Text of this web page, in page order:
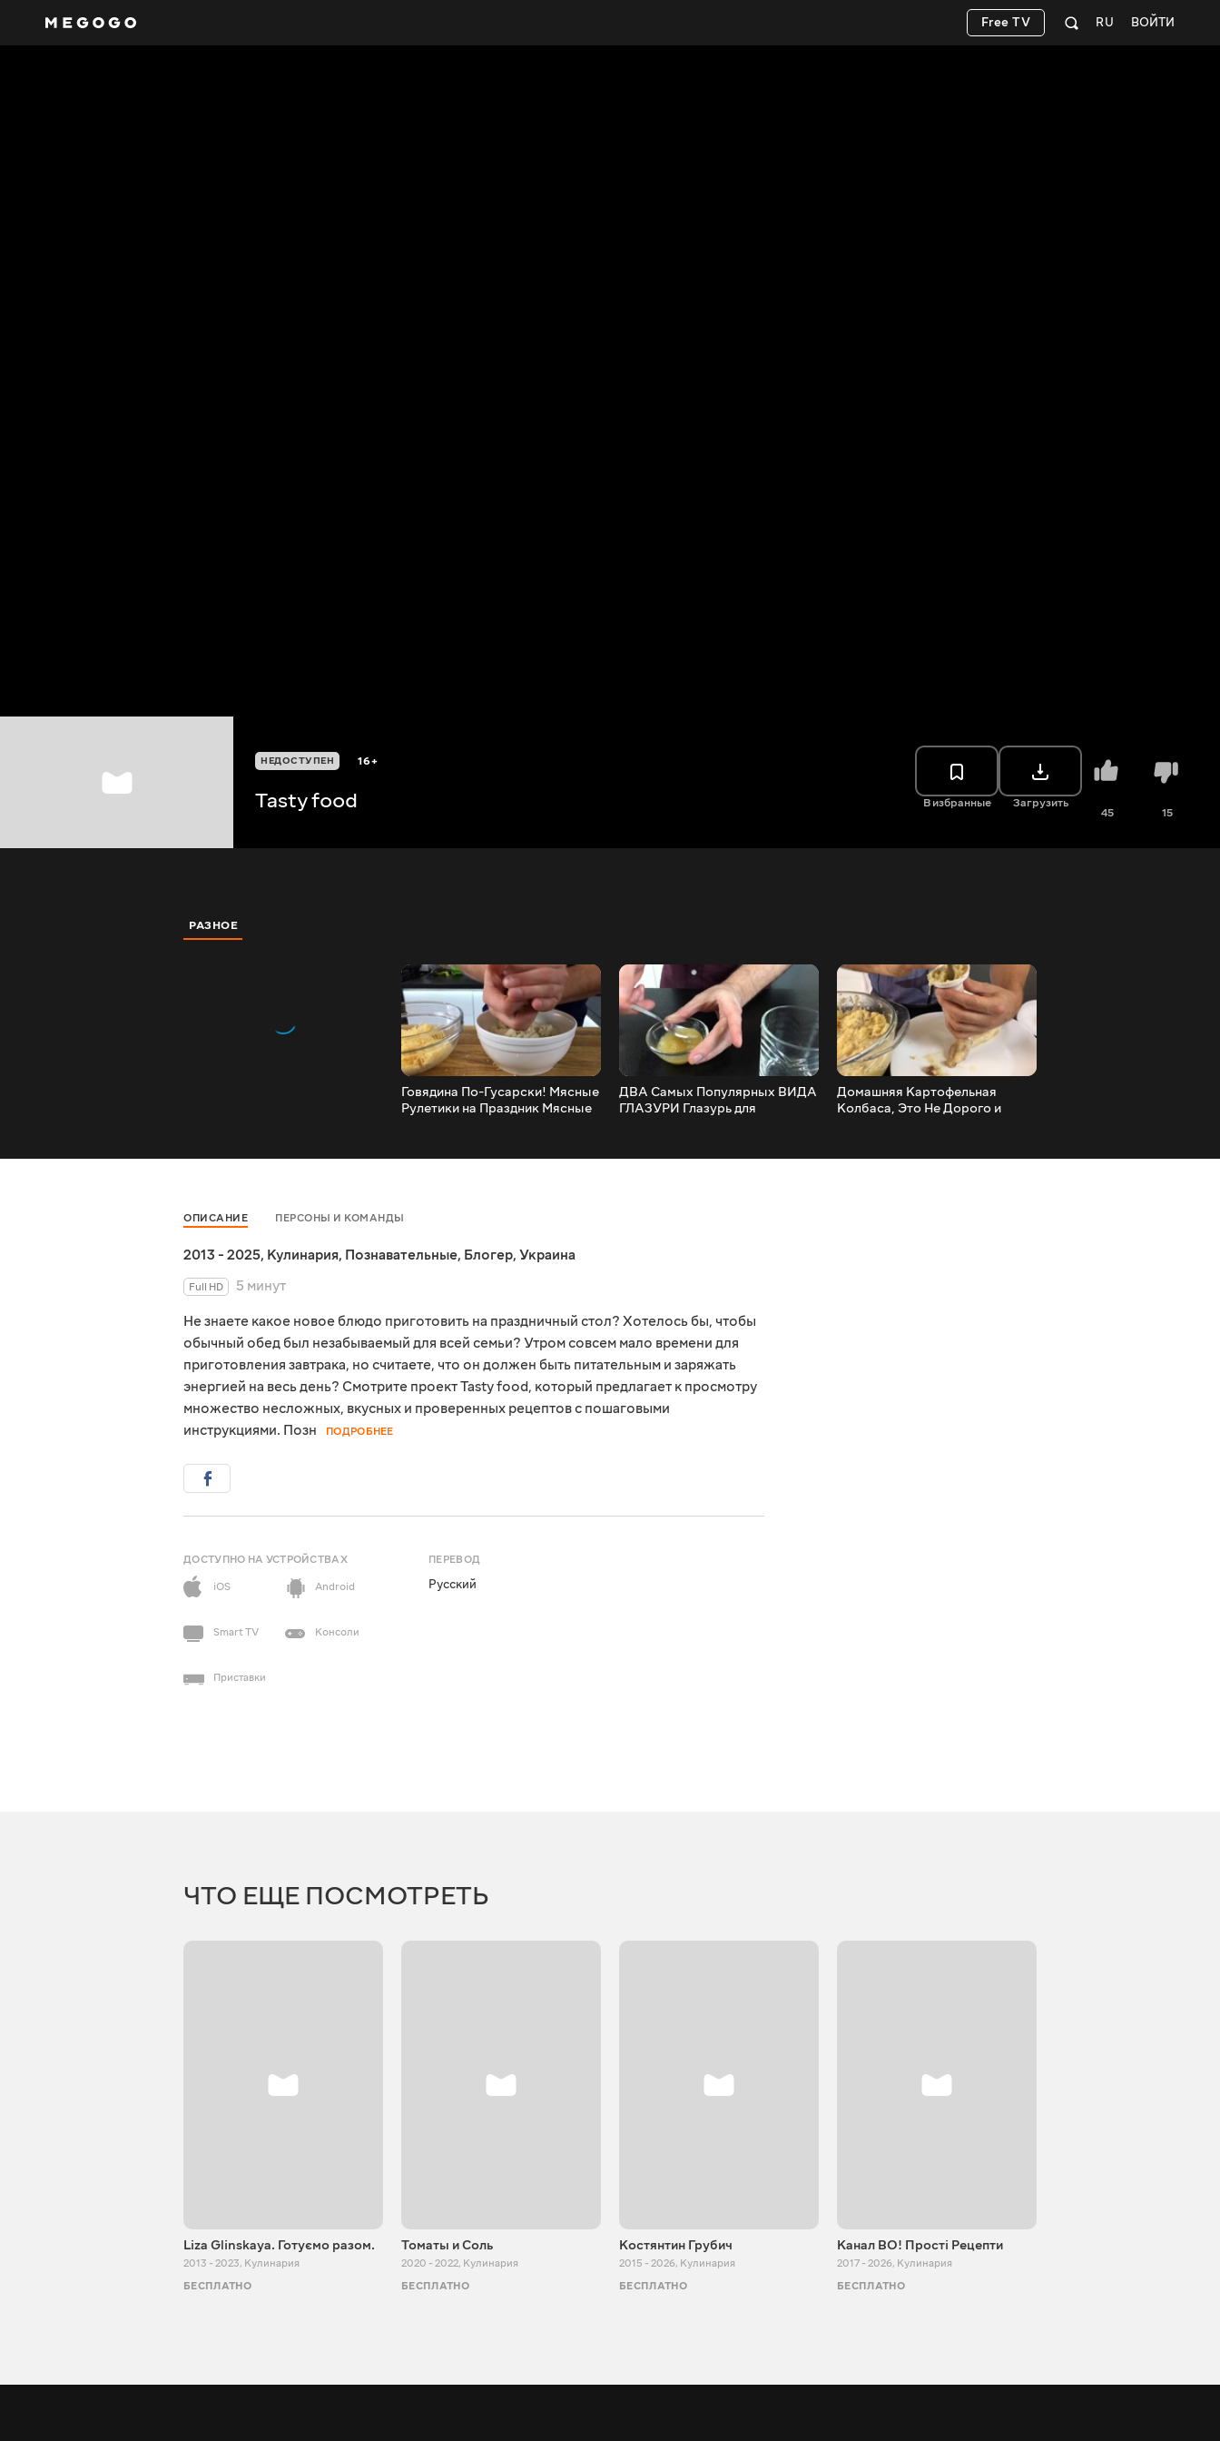
ВОЙТИ
RU
Free TV
НЕДОСТУПЕН 16+
Tasty food В избранные Загрузить
45 15
РАЗНОЕ
Говядина По-Гусарски! Мясные
Рулетики на Праздник Мясные
ДВА Самых Популярных ВИДА
ГЛАЗУРИ Глазурь для
Домашняя Картофельная
Колбаса, Это Не Дорого и
ОПИСАНИЕ ПЕРСОНЫ И КОМАНДЫ
2013 - 2025, Кулинария, Познавательные, Блогер, Украина
Full HD
5 минут
Не знаете какое новое блюдо приготовить на праздничный стол? Хотелось бы, чтобы
обычный обед был незабываемый для всей семьи? Утром совсем мало времени для
приготовления завтрака, но считаете, что он должен быть питательным и заряжать
энергией на весь день? Смотрите проект Tasty food, который предлагает к просмотру
множество несложных, вкусных и проверенных рецептов с пошаговыми
инструкциями. Позн
ПОДРОБНЕЕ
ДОСТУПНО НА УСТРОЙСТВАХ
iOS
Android
Smart TV Консоли
Приставки
ПЕРЕВОД
Русский
ЧТО ЕЩЕ ПОСМОТРЕТЬ
Liza Glinskaya. Готуємо разом.
2013 - 2023, Кулинария
БЕСПЛАТНО
Томаты и Соль
2020 - 2022, Кулинария
БЕСПЛАТНО
Костянтин Грубич
2015 - 2026, Кулинария
БЕСПЛАТНО
Канал ВО! Прості Рецепти
2017 - 2026, Кулинария
БЕСПЛАТНО